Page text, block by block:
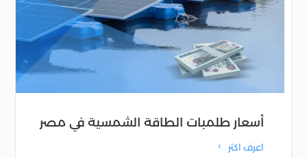
أسعار طلمبات الطاقة الشمسية في مصر
اعرف اكثر 4